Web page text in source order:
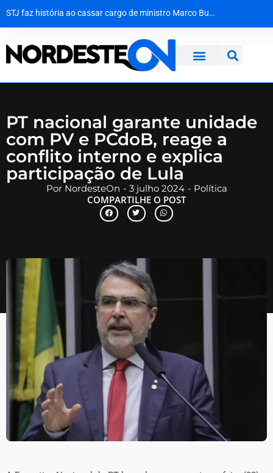
STJ faz história ao cassar cargo de ministro Marco Buzzi por assédio e importunação sexualQuando a escola se recusa a ver: a falha de acolhimento diante do abuso escolarJustiça da Paraíba decide que recoleta de sangue em bebê é medida de segurança e não gera dano moral
Agevisa celebra Dia Nacional da Vigilância Sanitária e reforça compromisso com a defesa da saúde pública
PT nacional garante unidade
com PV e PCdoB, reage a
conflito interno e explica
participação de Lula
PorNordesteOn - 3 julho 2024 - Política
COMPARTILHE O POST